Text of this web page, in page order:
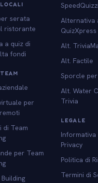
serata
ristorante
a quiz di
fondi
per
di Team
per Team
Alternativa
QuizXpress
Alt.
Alt. Factile
Sporcle
Alt. Water
Trivia
LEGALE
Informativa
Privacy
Politica di
Termini di